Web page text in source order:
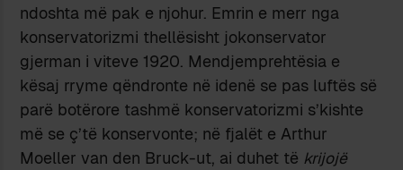
ndoshta më pak e njohur. Emrin e merr nga
konservatorizmi thellësisht jokonservator
gjerman i viteve 1920. Mendjemprehtësia e
kësaj rryme qëndronte në idenë se pas luftës së
parë botërore tashmë konservatorizmi s’kishte
më se ç’të konservonte; në fjalët e Arthur
Moeller van den Bruck-ut, ai duhet të krijojë